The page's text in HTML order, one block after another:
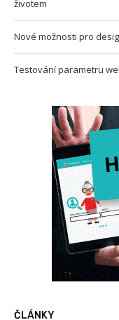
životem
Nové možnosti pro
Testování parametru
ČLÁNKY